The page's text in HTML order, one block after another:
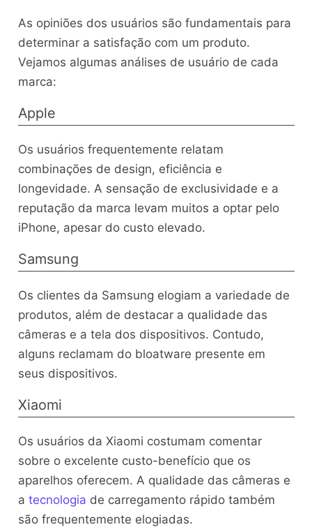
As opiniões dos usuários são fundamentais para
determinar a satisfação com um produto.
Vejamos algumas análises de usuário de cada
marca:
Apple
Os usuários frequentemente relatam
combinações de design, eficiência e
longevidade. A sensação de exclusividade e a
reputação da marca levam muitos a optar pelo
iPhone, apesar do custo elevado.
Samsung
Os clientes da Samsung elogiam a variedade de
produtos, além de destacar a qualidade das
câmeras e a tela dos dispositivos. Contudo,
alguns reclamam do bloatware presente em
seus dispositivos.
Xiaomi
Os usuários da Xiaomi costumam comentar
sobre o excelente custo-benefício que os
aparelhos oferecem. A qualidade das câmeras e
a tecnologia de carregamento rápido também
são frequentemente elogiadas.